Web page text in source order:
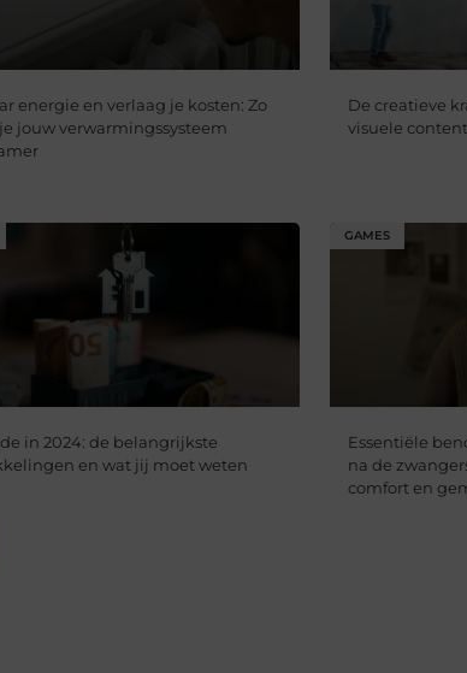
energie en verlaag je kosten: Zo
jouw verwarmingssysteem
De creatieve
visuele content
in 2024: de belangrijkste
en wat jij moet weten
GAMES
Essentiële
na de
comfort en